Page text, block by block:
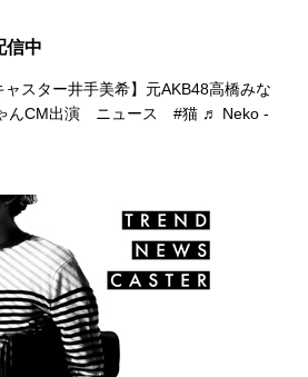
信中
スター井手美希】元AKB48高橋みな
んCM出演 ニュース #猫 ♬ Neko -